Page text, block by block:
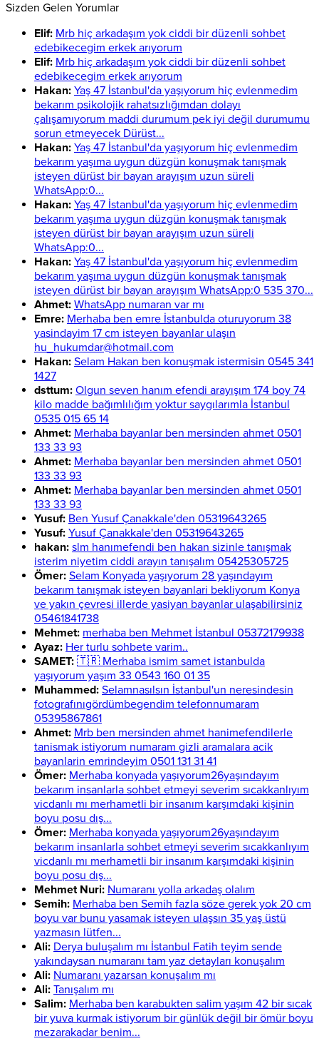
Sizden Gelen Yorumlar
Elif: Mrb hiç arkadaşım yok ciddi bir düzenli sohbet
edebikecegim erkek arıyorum
Elif: Mrb hiç arkadaşım yok ciddi bir düzenli sohbet
edebikecegim erkek arıyorum
Hakan: Yaş 47 İstanbul'da yaşıyorum hiç evlenmedim
bekarım psikolojik rahatsızlığımdan dolayı
çalışamıyorum maddi durumum pek iyi değil durumumu
sorun etmeyecek Dürüst...
Hakan: Yaş 47 İstanbul'da yaşıyorum hiç evlenmedim
bekarım yaşıma uygun düzgün konuşmak tanışmak
isteyen dürüst bir bayan arayışım uzun süreli
WhatsApp:0...
Hakan: Yaş 47 İstanbul'da yaşıyorum hiç evlenmedim
bekarım yaşıma uygun düzgün konuşmak tanışmak
isteyen dürüst bir bayan arayışım uzun süreli
WhatsApp:0...
Hakan: Yaş 47 İstanbul'da yaşıyorum hiç evlenmedim
bekarım yaşıma uygun düzgün konuşmak tanışmak
isteyen dürüst bir bayan arayışım WhatsApp:0 535 370...
Ahmet: WhatsApp numaran var mı
Emre: Merhaba ben emre İstanbulda oturuyorum 38
yasindayim 17 cm isteyen bayanlar ulaşın
hu_hukumdar@hotmail.com
Hakan: Selam Hakan ben konuşmak istermisin 0545 341
1427
dsttum: Olgun seven hanım efendi arayışım 174 boy 74
kilo madde bağımlılığım yoktur saygılarımla İstanbul
0535 015 65 14
Ahmet: Merhaba bayanlar ben mersinden ahmet 0501
133 33 93
Ahmet: Merhaba bayanlar ben mersinden ahmet 0501
133 33 93
Ahmet: Merhaba bayanlar ben mersinden ahmet 0501
133 33 93
Yusuf: Ben Yusuf Çanakkale'den 05319643265
Yusuf: Yusuf Çanakkale'den 05319643265
hakan: slm hanımefendi ben hakan sizinle tanışmak
isterim niyetim ciddi arayın tanışalım 05425305725
Ömer: Selam Konyada yaşıyorum 28 yaşındayım
bekarım tanışmak isteyen bayanlari bekliyorum Konya
ve yakın çevresi illerde yasiyan bayanlar ulaşabilirsiniz
05461841738
Mehmet: merhaba ben Mehmet İstanbul 05372179938
Ayaz: Her turlu sohbete varim..
SAMET: 🇹🇷 Merhaba ismim samet istanbulda
yaşıyorum yaşım 33 0543 160 01 35
Muhammed: Selamnasılsın İstanbul'un neresindesin
fotografınıgördümbegendim telefonnumaram
05395867861
Ahmet: Mrb ben mersinden ahmet hanimefendilerle
tanismak istiyorum numaram gizli aramalara acik
bayanlarin emrindeyim 0501 131 31 41
Ömer: Merhaba konyada yaşıyorum26yaşındayım
bekarım insanlarla sohbet etmeyi severim sıcakkanlıyım
vicdanlı mı merhametli bir insanım karşımdaki kişinin
boyu posu dış...
Ömer: Merhaba konyada yaşıyorum26yaşındayım
bekarım insanlarla sohbet etmeyi severim sıcakkanlıyım
vicdanlı mı merhametli bir insanım karşımdaki kişinin
boyu posu dış...
Mehmet Nuri: Numaranı yolla arkadaş olalım
Semih: Merhaba ben Semih fazla söze gerek yok 20 cm
boyu var bunu yasamak isteyen ulaşsın 35 yaş üstü
yazmasın lütfen...
Ali: Derya buluşalım mı İstanbul Fatih teyim sende
yakındaysan numaranı tam yaz detayları konuşalım
Ali: Numaranı yazarsan konuşalım mı
Ali: Tanışalım mı
Salim: Merhaba ben karabukten salim yaşım 42 bir sıcak
bir yuva kurmak istiyorum bir günlük değil bir ömür boyu
mezarakadar benim...